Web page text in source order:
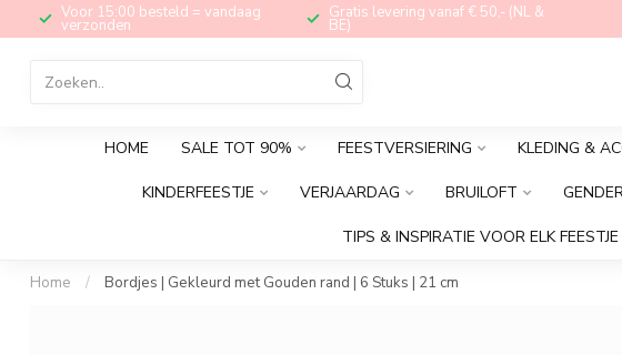
Voor 15:00 besteld = vandaag
verzonden
Gratis levering vanaf € 50,- (NL &
BE)
HOME SALE TOT 90% FEESTVERSIERING KLEDING &
KINDERFEESTJE VERJAARDAG BRUILOFT
TIPS & INSPIRATIE VOOR ELK FEESTJE
Home / Bordjes | Gekleurd met Gouden rand | 6 Stuks | 21 cm